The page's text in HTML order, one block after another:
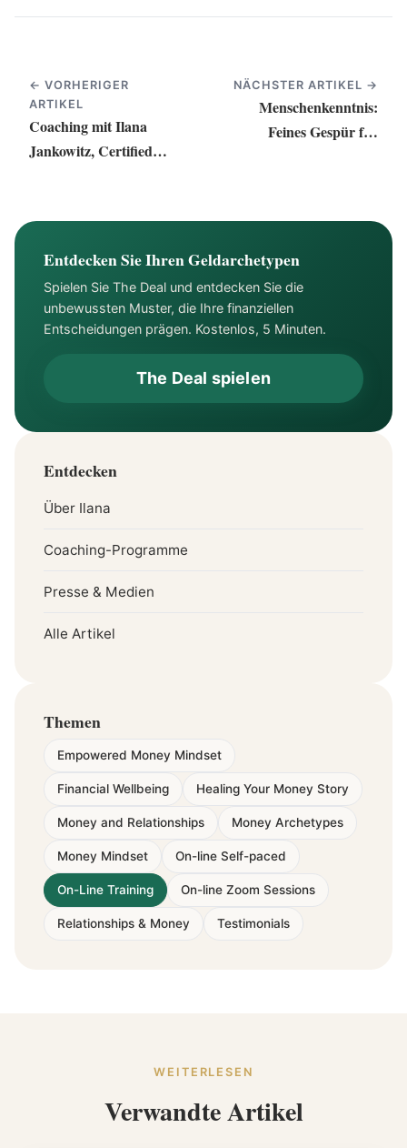
← VORHERIGER
ARTIKEL
Coaching mit Ilana
Jankowitz, Certified
NÄCHSTER ARTIKEL →
Menschenkenntnis:
Feines Gespür für
Entdecken Sie Ihren Geldarchetypen
Spielen Sie The Deal und entdecken Sie die
unbewussten Muster, die Ihre finanziellen
Entscheidungen prägen. Kostenlos, 5 Minuten.
The Deal spielen
Entdecken
Über Ilana
Coaching-Programme
Presse & Medien
Alle Artikel
Themen
Empowered Money Mindset
Financial Wellbeing Healing Your Money Story
Money and Relationships Money Archetypes
Money Mindset On-line Self-paced
On-Line Training On-line Zoom Sessions
Relationships & Money Testimonials
WEITERLESEN
Verwandte Artikel